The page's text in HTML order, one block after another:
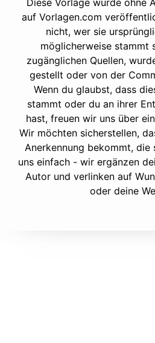
Diese Vorlage wurde ohne
auf Vorlagen.com
nicht, wer sie
möglicherweise stammt
zugänglichen Quellen,
gestellt oder von der
Wenn du glaubst, dass
stammt oder du an ihrer
hast, freuen wir uns über
Wir möchten sicherstellen,
Anerkennung bekommt, die
uns einfach - wir ergänzen
Autor und verlinken auf
oder deine